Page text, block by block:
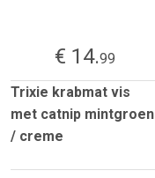
€ 14.99
Trixie krabmat vis
met catnip mintgroen
/ creme